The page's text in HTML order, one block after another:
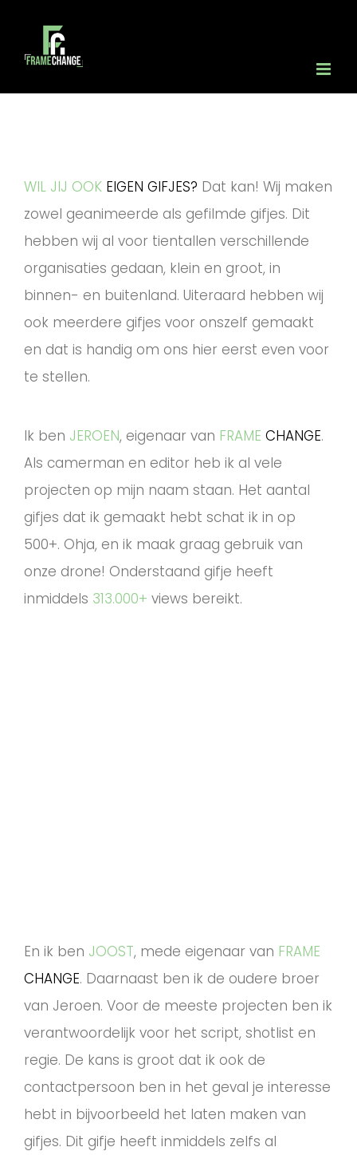
inhoud
WIL JIJ OOK EIGEN GIFJES? Dat kan! Wij maken
zowel geanimeerde als gefilmde gifjes. Dit
hebben wij al voor tientallen verschillende
organisaties gedaan, klein en groot, in
binnen- en buitenland. Uiteraard hebben wij
ook meerdere gifjes voor onszelf gemaakt
en dat is handig om ons hier eerst even voor
te stellen.
Ik ben JEROEN, eigenaar van FRAME CHANGE.
Als camerman en editor heb ik al vele
projecten op mijn naam staan. Het aantal
gifjes dat ik gemaakt hebt schat ik in op
500+. Ohja, en ik maak graag gebruik van
onze drone! Onderstaand gifje heeft
inmiddels 313.000+ views bereikt.
En ik ben JOOST, mede eigenaar van FRAME
CHANGE. Daarnaast ben ik de oudere broer
van Jeroen. Voor de meeste projecten ben ik
verantwoordelijk voor het script, shotlist en
regie. De kans is groot dat ik ook de
contactpersoon ben in het geval je interesse
hebt in bijvoorbeeld het laten maken van
gifjes. Dit gifje heeft inmiddels zelfs al